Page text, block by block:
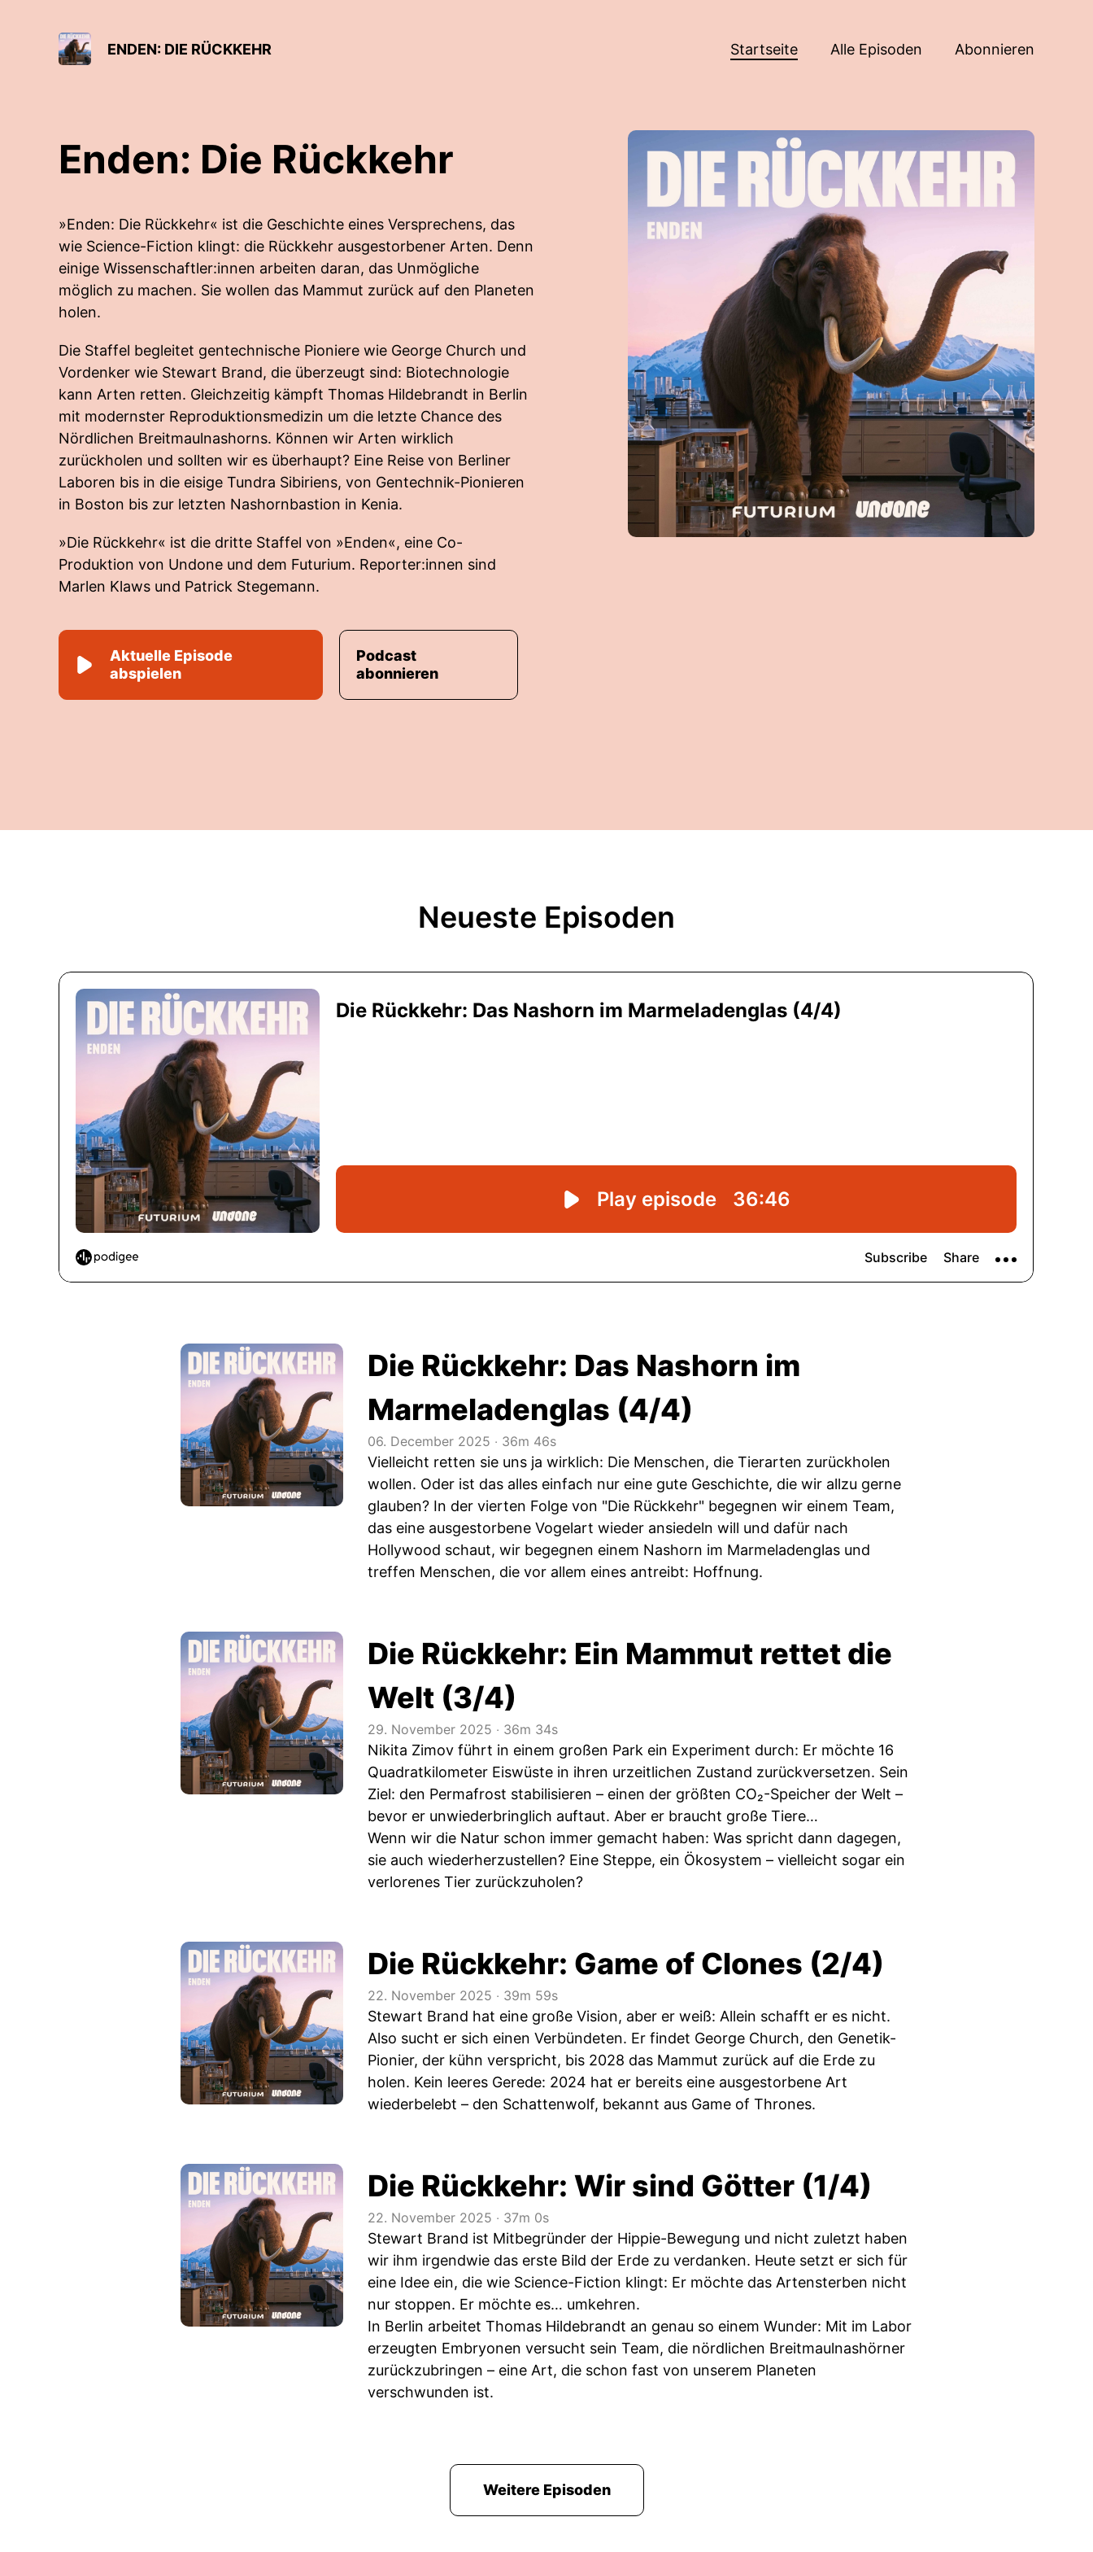
ENDEN: DIE RÜCKKEHR Startseite Alle Episoden Abonnieren
Enden: Die Rückkehr
»Enden: Die Rückkehr« ist die Geschichte eines Versprechens, das
wie Science-Fiction klingt: die Rückkehr ausgestorbener Arten. Denn
einige Wissenschaftler:innen arbeiten daran, das Unmögliche
möglich zu machen. Sie wollen das Mammut zurück auf den Planeten
holen.
Die Staffel begleitet gentechnische Pioniere wie George Church und
Vordenker wie Stewart Brand, die überzeugt sind: Biotechnologie
kann Arten retten. Gleichzeitig kämpft Thomas Hildebrandt in Berlin
mit modernster Reproduktionsmedizin um die letzte Chance des
Nördlichen Breitmaulnashorns. Können wir Arten wirklich
zurückholen und sollten wir es überhaupt? Eine Reise von Berliner
Laboren bis in die eisige Tundra Sibiriens, von Gentechnik-Pionieren
in Boston bis zur letzten Nashornbastion in Kenia.
»Die Rückkehr« ist die dritte Staffel von »Enden«, eine Co-
Produktion von Undone und dem Futurium. Reporter:innen sind
Marlen Klaws und Patrick Stegemann.
Aktuelle Episode
abspielen
Podcast
abonnieren
Neueste Episoden
Die Rückkehr: Das Nashorn im
Marmeladenglas (4/4)
06. December 2025 ‧ 36m 46s
Vielleicht retten sie uns ja wirklich: Die Menschen, die Tierarten zurückholen
wollen. Oder ist das alles einfach nur eine gute Geschichte, die wir allzu gerne
glauben? In der vierten Folge von "Die Rückkehr" begegnen wir einem Team,
das eine ausgestorbene Vogelart wieder ansiedeln will und dafür nach
Hollywood schaut, wir begegnen einem Nashorn im Marmeladenglas und
treffen Menschen, die vor allem eines antreibt: Hoffnung.
Die Rückkehr: Ein Mammut rettet die
Welt (3/4)
29. November 2025 ‧ 36m 34s
Nikita Zimov führt in einem großen Park ein Experiment durch: Er möchte 16
Quadratkilometer Eiswüste in ihren urzeitlichen Zustand zurückversetzen. Sein
Ziel: den Permafrost stabilisieren – einen der größten CO₂-Speicher der Welt –
bevor er unwiederbringlich auftaut. Aber er braucht große Tiere…
Wenn wir die Natur schon immer gemacht haben: Was spricht dann dagegen,
sie auch wiederherzustellen? Eine Steppe, ein Ökosystem – vielleicht sogar ein
verlorenes Tier zurückzuholen?
Die Rückkehr: Game of Clones (2/4)
22. November 2025 ‧ 39m 59s
Stewart Brand hat eine große Vision, aber er weiß: Allein schafft er es nicht.
Also sucht er sich einen Verbündeten. Er findet George Church, den Genetik-
Pionier, der kühn verspricht, bis 2028 das Mammut zurück auf die Erde zu
holen. Kein leeres Gerede: 2024 hat er bereits eine ausgestorbene Art
wiederbelebt – den Schattenwolf, bekannt aus Game of Thrones.
Die Rückkehr: Wir sind Götter (1/4)
22. November 2025 ‧ 37m 0s
Stewart Brand ist Mitbegründer der Hippie-Bewegung und nicht zuletzt haben
wir ihm irgendwie das erste Bild der Erde zu verdanken. Heute setzt er sich für
eine Idee ein, die wie Science-Fiction klingt: Er möchte das Artensterben nicht
nur stoppen. Er möchte es… umkehren.
In Berlin arbeitet Thomas Hildebrandt an genau so einem Wunder: Mit im Labor
erzeugten Embryonen versucht sein Team, die nördlichen Breitmaulnashörner
zurückzubringen – eine Art, die schon fast von unserem Planeten
verschwunden ist.
Weitere Episoden